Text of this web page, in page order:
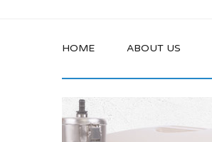
HOME ABOUT US